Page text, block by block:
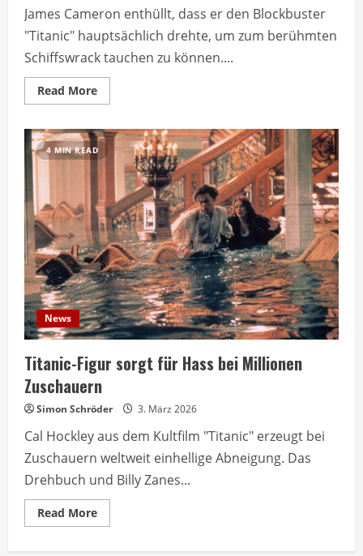
James Cameron enthüllt, dass er den Blockbuster
"Titanic" hauptsächlich drehte, um zum berühmten
Schiffswrack tauchen zu können....
Read MoreRead
more
Cameron
wollte
Titanic
wegen
Wrack-
Tauchgang
drehen
4 MIN READ
News
Titanic-Figur sorgt für Hass bei Millionen
Zuschauern
Simon Schröder 3. März 2026
Cal Hockley aus dem Kultfilm "Titanic" erzeugt bei
Zuschauern weltweit einhellige Abneigung. Das
Drehbuch und Billy Zanes...
Read MoreRead
more